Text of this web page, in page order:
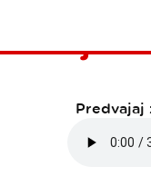
Predvajaj